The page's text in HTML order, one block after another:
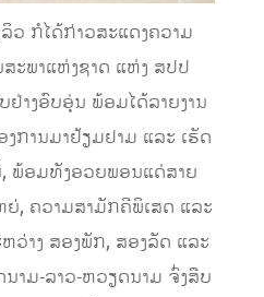
ວ ກໍໄດ້ກ່າວສະແດງຄວາມ
ະພາແຫ່ງຊາດ ແຫ່ງ ສປປ
າງອົບອຸ່ນ ພ້ອມໄດ້ລາຍງານ
ການມາຢ້ຽມຢາມ ແລະ ເຮັດ
ພ້ອມທັງອວຍພອນແດ່ສາຍ
, ຄວາມສາມັກຄີພິເສດ ແລະ
າງ ສອງພັກ, ສອງລັດ ແລະ
າມ-ລາວ-ຫວຽດນາມ ຈົ່ງສືບ